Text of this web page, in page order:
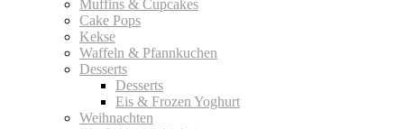
Muffins & Cupcakes
Cake Pops
Kekse
Waffeln & Pfannkuchen
Desserts
Desserts
Eis & Frozen Yoghurt
Weihnachten